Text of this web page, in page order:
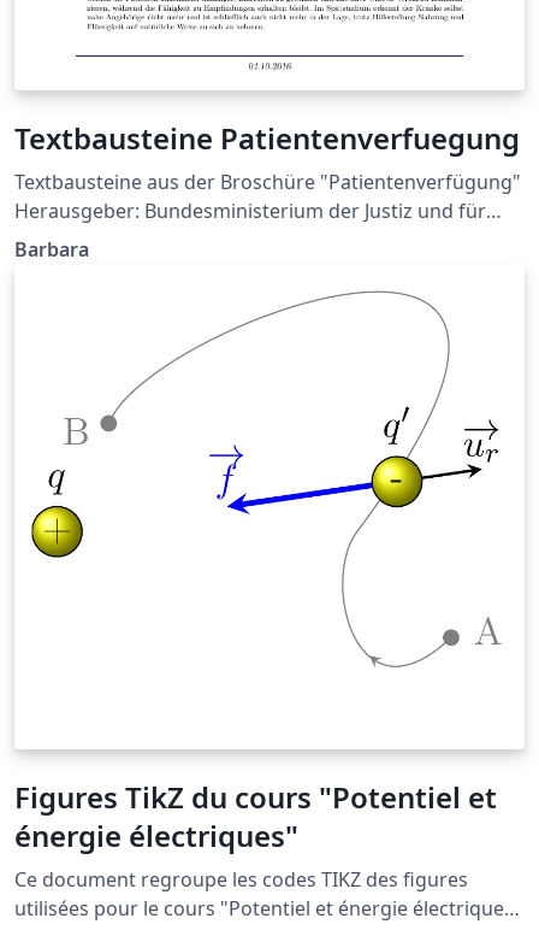
Textbausteine Patientenverfuegung
Textbausteine aus der Broschüre "Patientenverfügung"
Herausgeber: Bundesministerium der Justiz und für
Verbraucherschutz berücksichtigt die Vorgaben des
Textbausteine zur Broschüre "Patientenverfügung" im
Word-Format (abgerufen am 04.10.2016)
Barbara
Figures TikZ du cours "Potentiel et
énergie électriques"
Ce document regroupe les codes TIKZ des figures
utilisées pour le cours "Potentiel et énergie électriques"